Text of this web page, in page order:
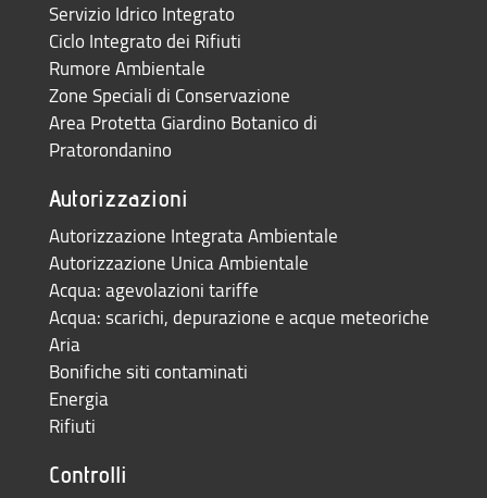
Servizio Idrico Integrato
Ciclo Integrato dei Rifiuti
Rumore Ambientale
Zone Speciali di Conservazione
Area Protetta Giardino Botanico di
Pratorondanino
Autorizzazioni
Autorizzazione Integrata Ambientale
Autorizzazione Unica Ambientale
Acqua: agevolazioni tariffe
Acqua: scarichi, depurazione e acque meteoriche
Aria
Bonifiche siti contaminati
Energia
Rifiuti
Controlli